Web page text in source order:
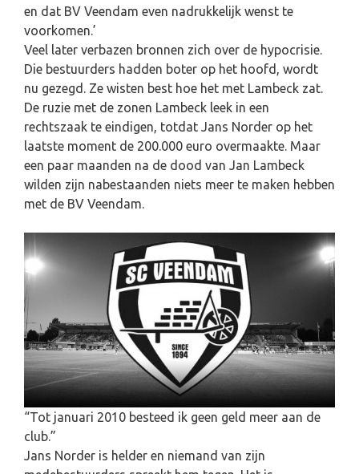
en dat BV Veendam even nadrukkelijk wenst te
voorkomen.’
Veel later verbazen bronnen zich over de hypocrisie.
Die bestuurders hadden boter op het hoofd, wordt
nu gezegd. Ze wisten best hoe het met Lambeck zat.
De ruzie met de zonen Lambeck leek in een
rechtszaak te eindigen, totdat Jans Norder op het
laatste moment de 200.000 euro overmaakte. Maar
een paar maanden na de dood van Jan Lambeck
wilden zijn nabestaanden niets meer te maken hebben
met de BV Veendam.
“Tot januari 2010 besteed ik geen geld meer aan de
club.”
Jans Norder is helder en niemand van zijn